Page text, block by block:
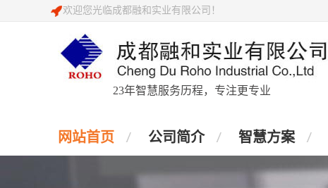
欢迎您光临成都融和实业有限公司！
23年智慧服务历程，专注更专业
网站首页 公司简介 智慧方案